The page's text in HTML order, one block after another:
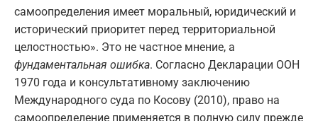
самоопределения имеет моральный, юридический и
исторический приоритет перед территориальной
целостностью». Это не частное мнение, а
фундаментальная ошибка. Согласно Декларации ООН
1970 года и консультативному заключению
Международного суда по Косову (2010), право на
самоопределение применяется в полную силу прежде